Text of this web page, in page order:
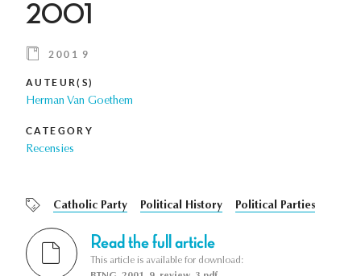
2001
2001 9
AUTEUR(S)
Herman Van Goethem
CATEGORY
Recensies
Catholic Party Political History Political Parties
Read the full article
This article is available for download: